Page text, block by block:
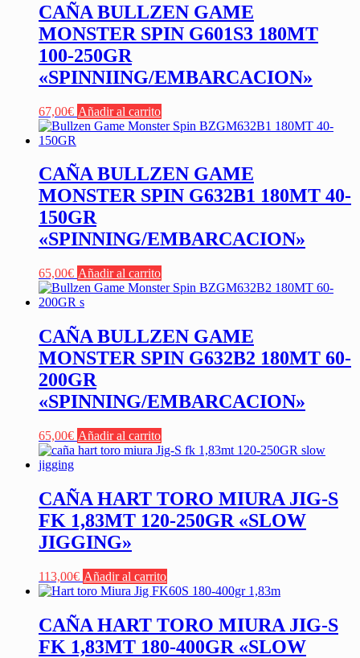
CAÑA BULLZEN GAME
MONSTER SPIN G601S3 180MT
100-250GR
«SPINNIING/EMBARCACION»
67,00€ Añadir al carrito
CAÑA BULLZEN GAME
MONSTER SPIN G632B1 180MT 40-
150GR
«SPINNING/EMBARCACION»
65,00€ Añadir al carrito
CAÑA BULLZEN GAME
MONSTER SPIN G632B2 180MT 60-
200GR
«SPINNING/EMBARCACION»
65,00€ Añadir al carrito
CAÑA HART TORO MIURA JIG-S
FK 1,83MT 120-250GR «SLOW
JIGGING»
113,00€ Añadir al carrito
CAÑA HART TORO MIURA JIG-S
FK 1,83MT 180-400GR «SLOW